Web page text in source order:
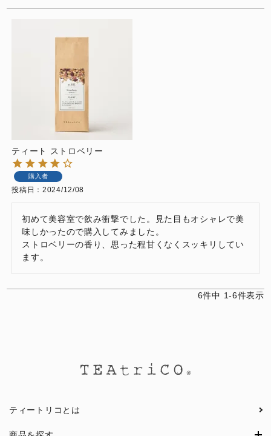
ティート ストロベリー
購入者
投稿日 2024/12/08
初めて美容室で飲み衝撃でした。見た目もオシャレで美
味しかったので購入してみました。
ストロベリーの香り、思った程甘くなくスッキリしてい
6件中 1-6件表示
ティートリコとは